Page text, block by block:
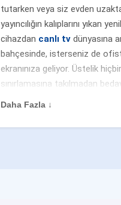
tutarken veya siz evden
yayıncılığın kalıplarını
cihazdan canlı tv dünyasına
bahçesinde, isterseniz de
ekranınıza geliyor. Üstelik
sınırlamasına takılmadan
Ulusal Kanalların Eşsiz
Daha Fazla ↓